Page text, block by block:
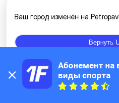
Individual classes
On the
Ваш город изменён на Petropavl
Вернуть
Абонемент на
виды спорта